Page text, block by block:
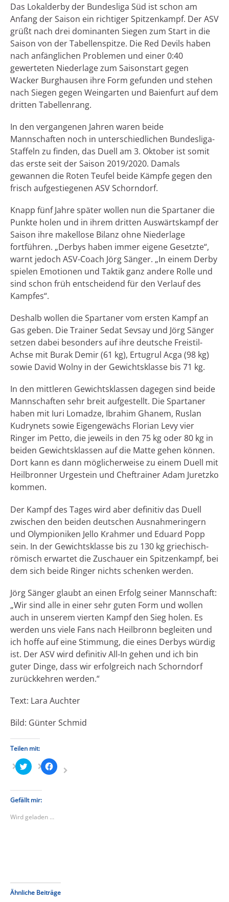
Das Lokalderby der Bundesliga Süd ist schon am
Anfang der Saison ein richtiger Spitzenkampf. Der ASV
grüßt nach drei dominanten Siegen zum Start in die
Saison von der Tabellenspitze. Die Red Devils haben
nach anfänglichen Problemen und einer 0:40
gewerteten Niederlage zum Saisonstart gegen
Wacker Burghausen ihre Form gefunden und stehen
nach Siegen gegen Weingarten und Baienfurt auf dem
dritten Tabellenrang.
In den vergangenen Jahren waren beide
Mannschaften noch in unterschiedlichen Bundesliga-
Staffeln zu finden, das Duell am 3. Oktober ist somit
das erste seit der Saison 2019/2020. Damals
gewannen die Roten Teufel beide Kämpfe gegen den
frisch aufgestiegenen ASV Schorndorf.
Knapp fünf Jahre später wollen nun die Spartaner die
Punkte holen und in ihrem dritten Auswärtskampf der
Saison ihre makellose Bilanz ohne Niederlage
fortführen. „Derbys haben immer eigene Gesetzte“,
warnt jedoch ASV-Coach Jörg Sänger. „In einem Derby
spielen Emotionen und Taktik ganz andere Rolle und
sind schon früh entscheidend für den Verlauf des
Kampfes“.
Deshalb wollen die Spartaner vom ersten Kampf an
Gas geben. Die Trainer Sedat Sevsay und Jörg Sänger
setzen dabei besonders auf ihre deutsche Freistil-
Achse mit Burak Demir (61 kg), Ertugrul Acga (98 kg)
sowie David Wolny in der Gewichtsklasse bis 71 kg.
In den mittleren Gewichtsklassen dagegen sind beide
Mannschaften sehr breit aufgestellt. Die Spartaner
haben mit Iuri Lomadze, Ibrahim Ghanem, Ruslan
Kudrynets sowie Eigengewächs Florian Levy vier
Ringer im Petto, die jeweils in den 75 kg oder 80 kg in
beiden Gewichtsklassen auf die Matte gehen können.
Dort kann es dann möglicherweise zu einem Duell mit
Heilbronner Urgestein und Cheftrainer Adam Juretzko
kommen.
Der Kampf des Tages wird aber definitiv das Duell
zwischen den beiden deutschen Ausnahmeringern
und Olympioniken Jello Krahmer und Eduard Popp
sein. In der Gewichtsklasse bis zu 130 kg griechisch-
römisch erwartet die Zuschauer ein Spitzenkampf, bei
dem sich beide Ringer nichts schenken werden.
Jörg Sänger glaubt an einen Erfolg seiner Mannschaft:
„Wir sind alle in einer sehr guten Form und wollen
auch in unserem vierten Kampf den Sieg holen. Es
werden uns viele Fans nach Heilbronn begleiten und
ich hoffe auf eine Stimmung, die eines Derbys würdig
ist. Der ASV wird definitiv All-In gehen und ich bin
guter Dinge, dass wir erfolgreich nach Schorndorf
zurückkehren werden.“
Text: Lara Auchter
Bild: Günter Schmid
Teilen mit:
Klick,
um
zu
teilen
(Wird
neuem
Klick,
um
neuem
Gefällt mir:
Wird geladen …
Ähnliche Beiträge